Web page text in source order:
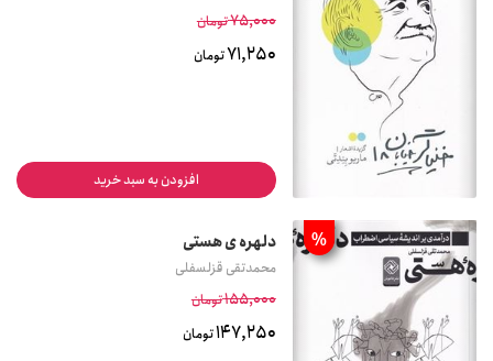
75,000تومان
71,250تومان
افزودن به سبد خرید
% دلهره ی هستی
محمدتقی قزلسفلی
155,000تومان
147,250تومان